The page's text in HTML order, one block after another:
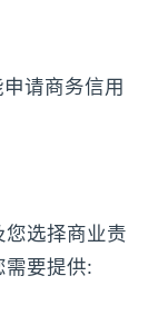
请商务信用
选择商业责
需要提供: